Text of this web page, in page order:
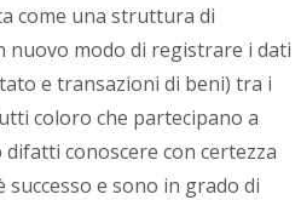
come una struttura di
nuovo modo di registrare i dati
e transazioni di beni) tra i
coloro che partecipano a
conoscere con certezza
successo e sono in grado di